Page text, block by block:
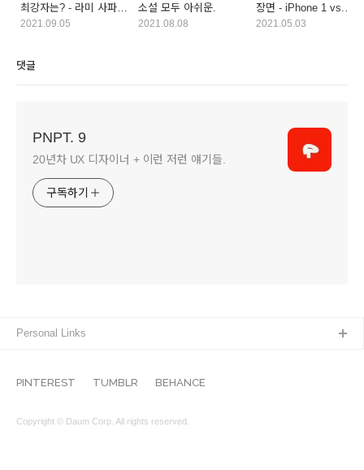
최강자는? - 라미 사파리
vs. 트위스비 에코
2021.09.05
소설 모두 아쉬운.
2021.08.08
장면 - iPhone 1 vs.
InfoBar 2
2021.05.03
댓글
PNPT. 9
20년차 UX 디자이너 + 이런 저런 얘기들.
구독하기
PINTEREST TUMBLR BEHANCE
Copyright © Daum Corp. All rights reserved.
Personal Links